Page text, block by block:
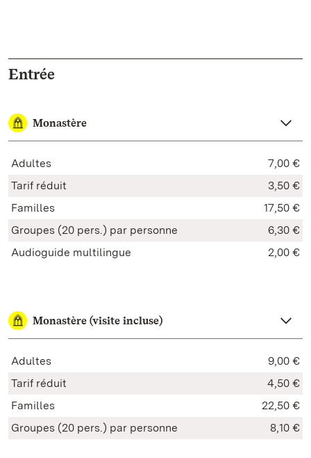
Entrée
Monastère
Adultes
7,00 €
Tarif réduit
3,50 €
Familles
17,50 €
Groupes (20 pers.) par personne
6,30 €
Audioguide multilingue
2,00 €
Monastère (visite incluse)
Adultes
9,00 €
Tarif réduit
4,50 €
Familles
22,50 €
Groupes (20 pers.) par personne
8,10 €